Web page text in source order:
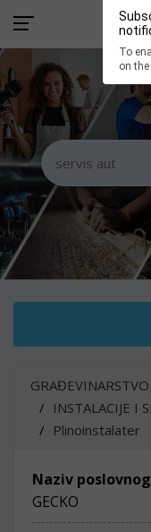
To
on
GRAĐEVINARSTVO
INSTALACIJE I
Plinoinstalater
Naziv
GECKO